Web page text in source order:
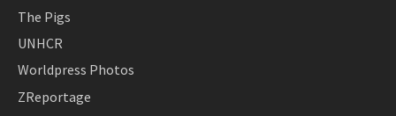
The Pigs
UNHCR
Worldpress Photos
ZReportage